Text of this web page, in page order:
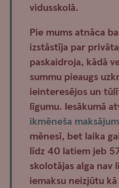
vidusskolā.
Pie mums atnāca
izstāstīja par
paskaidroja, kādā
summu pieaugs
ieinteresējos un
līgumu. Iesākumā
ikmēneša
mēnesī, bet laika
līdz 40 latiem jeb
skolotājas alga nav
iemaksu neizjūtu